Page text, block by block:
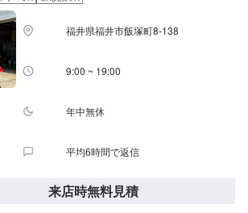
福井県福井市飯塚町8-138
9:00 ~ 19:00
年中無休
平均6時間で返信
来店時無料見積